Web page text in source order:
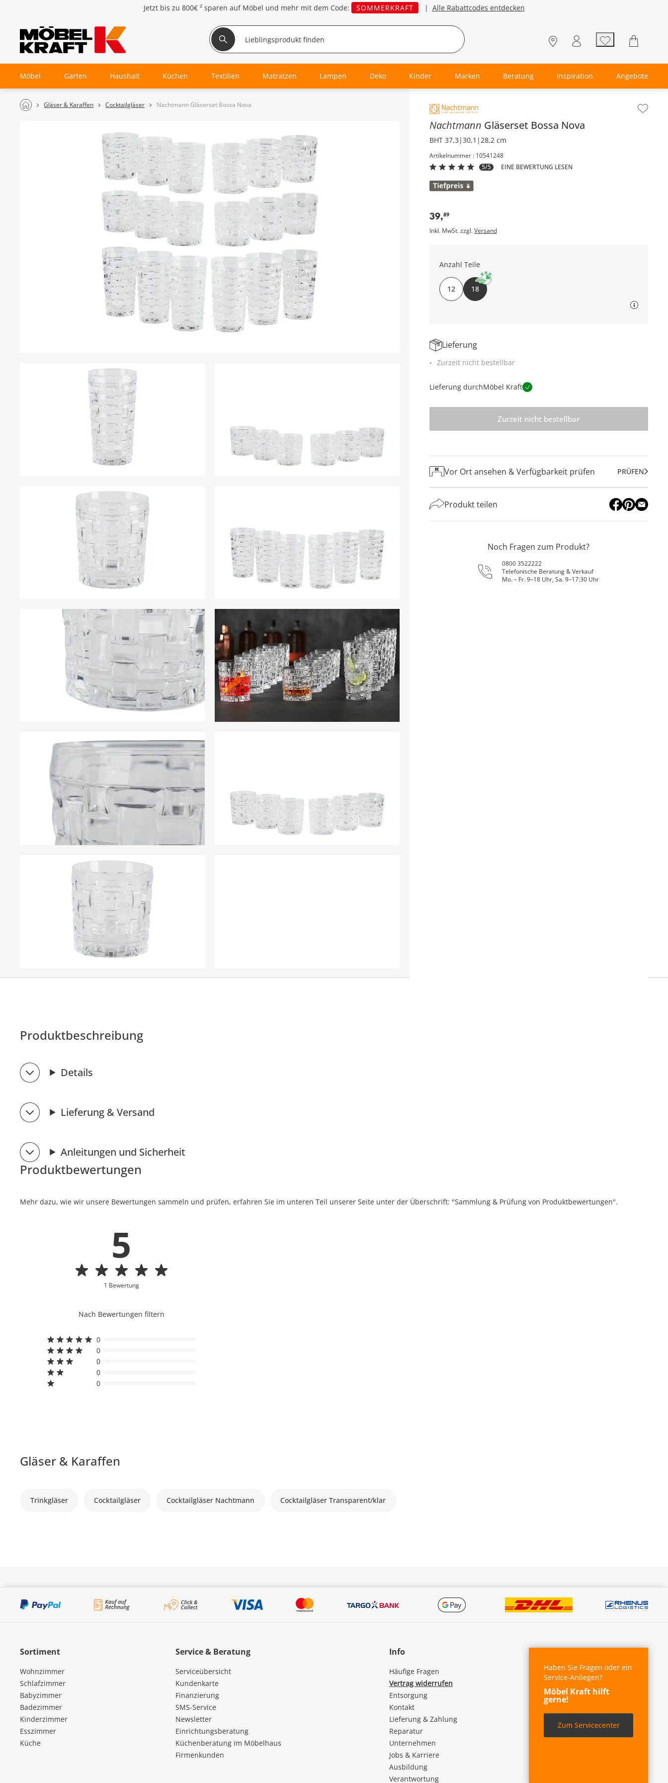
Jetzt bis zu 800€ ² sparen auf Möbel und mehr mit dem Code: SOMMERKRAFT | Alle Rabattcodes entdecken
Möbel Garten Haushalt Küchen Textilien Matratzen Lampen Deko Kinder Marken Beratung Inspiration Angebote
Gläser & Karaffen Cocktailgläser Nachtmann Gläserset Bossa Nova Inhalt der Seitenleiste überspringen - Zum Seitenende
Nachtmann Gläserset Bossa Nova
BHT 37,3|30,1|28,2 cm
Artikelnummer : 10541248
5/5
EINE BEWERTUNG LESEN
39,89
Inkl. MwSt. zzgl.Versand
Anzahl Teile
12 18
Lieferung
Zurzeit nicht bestellbar
Lieferung durchMöbel Kraft
Zurzeit nicht bestellbar
Vor Ort ansehen & Verfügbarkeit prüfen PRÜFEN
Produkt teilen
Noch Fragen zum Produkt?
0800 3522222
Telefonische Beratung & Verkauf
Mo. – Fr. 9–18 Uhr, Sa. 9–17:30 Uhr
Produktbeschreibung
Details
Lieferung & Versand
Anleitungen und Sicherheit
Produktbewertungen
Mehr dazu, wie wir unsere Bewertungen sammeln und prüfen, erfahren Sie im unteren Teil unserer Seite unter der Überschrift: "Sammlung & Prüfung von Produktbewertungen".
5
1 Bewertung
Nach Bewertungen filtern
0
0
0
0
0
Gläser & Karaffen
Trinkgläser Cocktailgläser Cocktailgläser Nachtmann Cocktailgläser Transparent/klar
Sortiment
Wohnzimmer
Schlafzimmer
Babyzimmer
Badezimmer
Kinderzimmer
Esszimmer
Küche
Service & Beratung
Serviceübersicht
Kundenkarte
Finanzierung
SMS-Service
Newsletter
Einrichtungsberatung
Küchenberatung im Möbelhaus
Firmenkunden
Info
Häufige Fragen
Vertrag widerrufen
Entsorgung
Kontakt
Lieferung & Zahlung
Reparatur
Unternehmen
Jobs & Karriere
Ausbildung
Verantwortung
Haben Sie Fragen oder ein
Service-Anliegen?
Möbel Kraft hilft
gerne!
Zum Servicecenter